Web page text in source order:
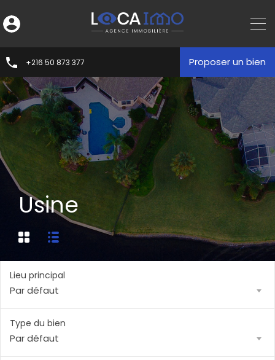
+216 50 873 377 Proposer un bien
Usine
Lieu principal
Par défaut
Type du bien
Par défaut